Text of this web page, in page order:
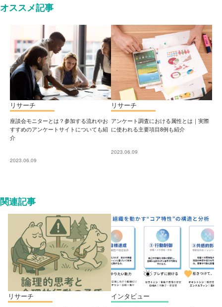
オススメ記事
リサーチ
座談会モニターとは？参加する流れやお
すすめのアンケートサイトについても紹
介
2023.06.09
リサーチ
アンケート調査における属性とは｜実際
に使われる主要項目8例も紹介
2023.06.09
関連記事
リサーチ インタビュー